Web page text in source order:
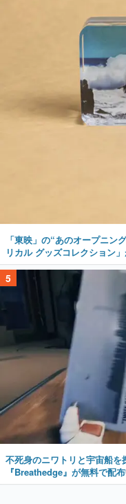
「東映」の“あのオープニン
リカル グッズコレクション
5
不死身のニワトリと宇宙船
『Breathedge』が無料で配